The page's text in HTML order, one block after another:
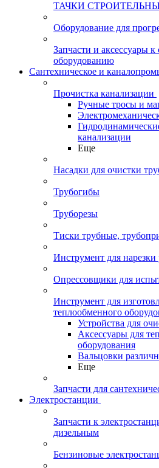
ТАЧКИ
Оборудование для
Запчасти и аксессуары к
оборудованию
Сантехническое и
Прочистка канализации
Ручные тросы и
канализации
Еще
Насадки для очистки
Трубогибы
Труборезы
Тиски трубные,
Инструмент для нарезки
Опрессовщики для
Инструмент для
теплообменного
Устройства для
Аксессуары для
оборудования
Вальцовки
Еще
Запчасти для
Электростанции
Запчасти к
дизельным
Бензиновые